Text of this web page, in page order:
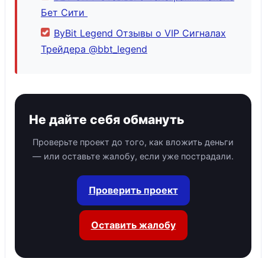
Бет Сити
ByBit Legend Отзывы о VIP Сигналах
Трейдера @bbt_legend
Не дайте себя обмануть
Проверьте проект до того, как вложить деньги
— или оставьте жалобу, если уже пострадали.
Проверить проект
Оставить жалобу